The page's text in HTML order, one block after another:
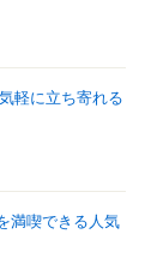
軽に立ち寄れる
満喫できる人気